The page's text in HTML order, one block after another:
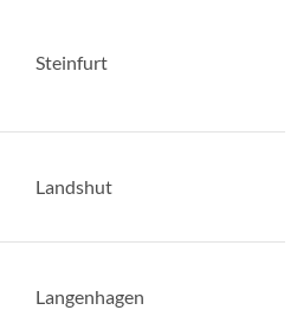
Steinfurt
Landshut
Langenhagen